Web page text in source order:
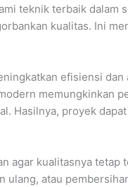
teknik terbaik dalam
kualitas. Ini
efisiensi
memungkinkan
Hasilnya, proyek
agar kualitasnya
atau